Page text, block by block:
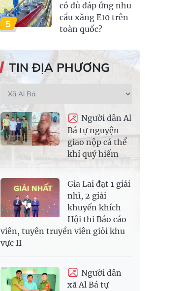
5
có đủ đáp ứng nhu
cầu xăng E10 trên
toàn quốc?
TIN ĐỊA PHƯƠNG
Người dân Al
Bá tự nguyện
giao nộp cá thể
khỉ quý hiếm
Gia Lai đạt 1 giải
nhì, 2 giải
khuyến khích
Hội thi Báo cáo
viên, tuyên truyền viên giỏi khu
vực II
Người dân
xã Al Bá tự